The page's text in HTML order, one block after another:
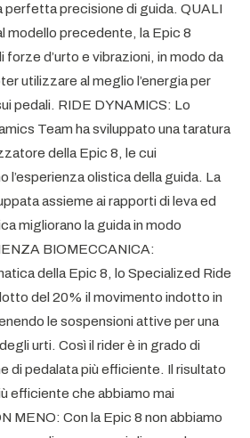
perfetta precisione di guida. QUALI
modello precedente, la Epic 8
forze d’urto e vibrazioni, in modo da
utilizzare al meglio l’energia per
pedali. RIDE DYNAMICS: Lo
Team ha sviluppato una taratura
della Epic 8, le cui
l’esperienza olistica della guida. La
assieme ai rapporti di leva ed
migliorano la guida in modo
BIOMECCANICA:
della Epic 8, lo Specialized Ride
del 20% il movimento indotto in
le sospensioni attive per una
urti. Così il rider è in grado di
di pedalata più efficiente. Il risultato
efficiente che abbiamo mai
MENO: Con la Epic 8 non abbiamo